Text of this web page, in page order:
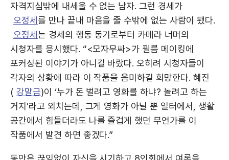
자격지심밖에 내세울 수 없는 남자. 그런 경세가
오정세 를 만나 끝내 마음을 줄 수밖에 없는 사람이 됐다.
오정세 는 경세의 행동 동기로부터 카메라 너머의
시청자를 응시했다. “<모자무싸>가 필름 메이킹에
포커싱된 이야기가 아니길 바랐다. 오히려 시청자들이
각자의 상황에 따라 이 작품을 음미하길 희망한다. 혜진
( 강말금)이 ‘누가 돈 벌려고 영화를 하냐? 놀려고 하는
거지’라고 외치는데, 그게 영화가 아닐 뿐 일터에서, 생활
공간에서 힘들더라도 나를 즐겁게 했던 무언가를 이
작품에서 발견 하면 좋겠다.”